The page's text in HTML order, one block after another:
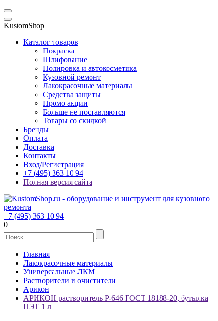
KustomShop
Каталог товаров
Покраска
Шлифование
Полировка и автокосметика
Кузовной ремонт
Лакокрасочные материалы
Средства защиты
Промо акции
Больше не поставляются
Товары со скидкой
Бренды
Оплата
Доставка
Контакты
Вход/Регистрация
+7 (495) 363 10 94
Полная версия сайта
+7 (495) 363 10 94
0
Главная
Лакокрасочные материалы
Универсальные ЛКМ
Растворители и очистители
Арикон
АРИКОН растворитель Р-646 ГОСТ 18188-20, бутылка
ПЭТ 1 л